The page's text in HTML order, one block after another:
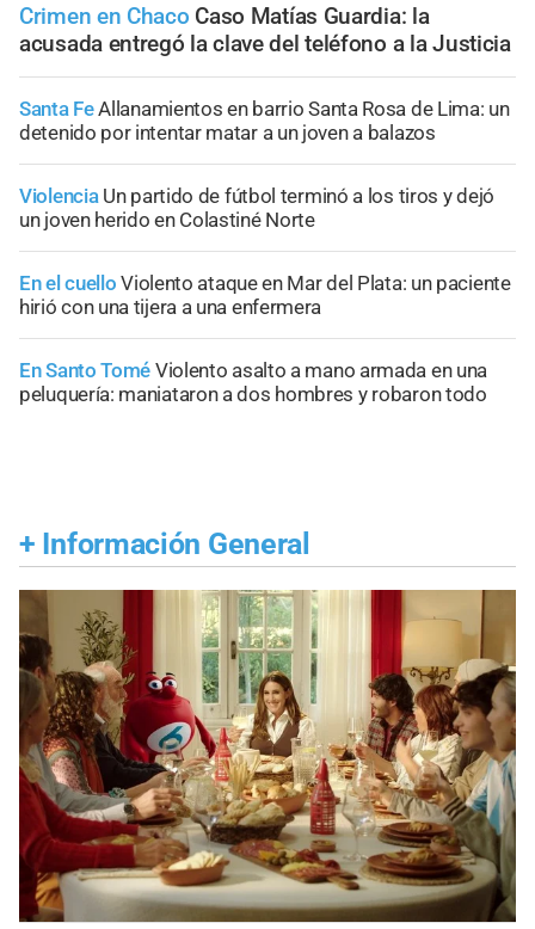
Crimen en Chaco Caso Matías Guardia: la
acusada entregó la clave del teléfono a la Justicia
Santa FeAllanamientos en barrio Santa Rosa de Lima: un
detenido por intentar matar a un joven a balazos
Violencia Un partido de fútbol terminó a los tiros y dejó
un joven herido en Colastiné Norte
En el cuello Violento ataque en Mar del Plata: un paciente
hirió con una tijera a una enfermera
En Santo Tomé Violento asalto a mano armada en una
peluquería: maniataron a dos hombres y robaron todo
+ Información General